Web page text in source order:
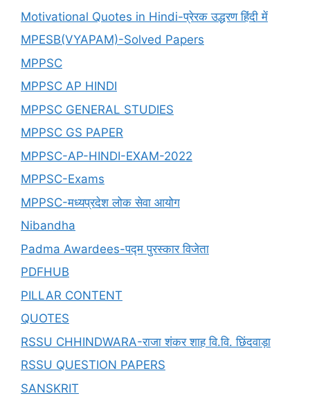
Motivational Quotes in Hindi-प्रेरक उद्धरण हिंदी में
MPESB(VYAPAM)-Solved Papers
MPPSC
MPPSC AP HINDI
MPPSC GENERAL STUDIES
MPPSC GS PAPER
MPPSC-AP-HINDI-EXAM-2022
MPPSC-Exams
MPPSC-मध्यप्रदेश लोक सेवा आयोग
Nibandha
Padma Awardees-पद्म पुरस्कार विजेता
PDFHUB
PILLAR CONTENT
QUOTES
RSSU CHHINDWARA-राजा शंकर शाह वि.वि. छिंदवाड़ा
RSSU QUESTION PAPERS
SANSKRIT